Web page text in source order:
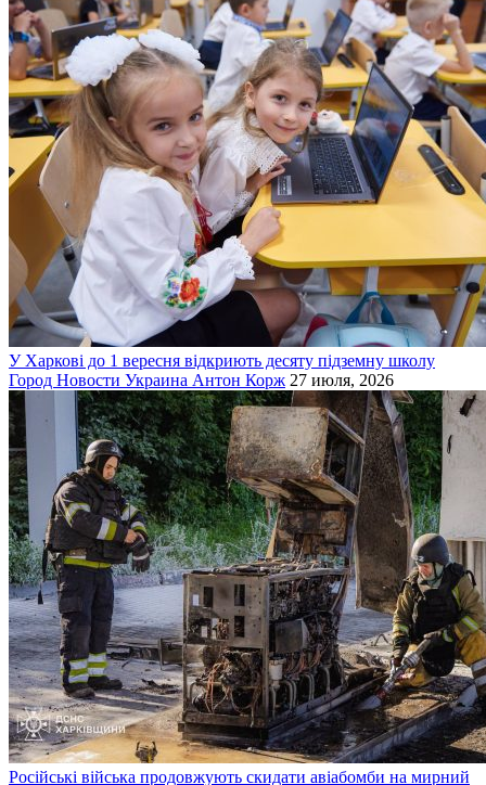
У Харкові до 1 вересня відкриють десяту підземну школу
Город Новости Украина Антон Корж 27 июля, 2026
Російські війська продовжують скидати авіабомби на мирний